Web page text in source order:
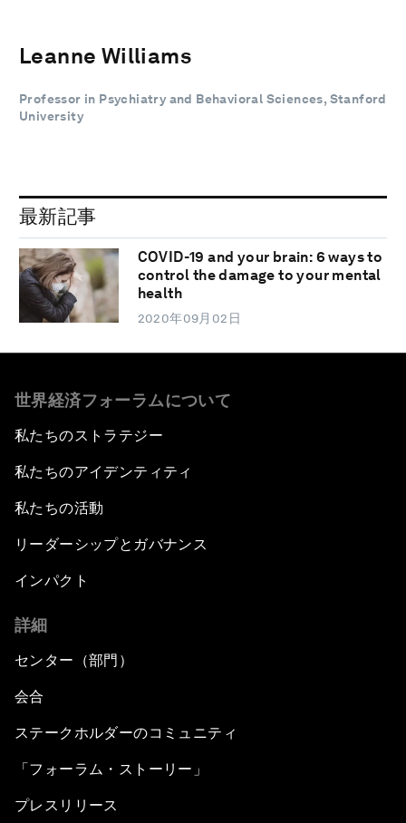
Leanne Williams
Professor in Psychiatry and Behavioral Sciences, Stanford
University
最新記事
COVID-19 and your brain: 6 ways to
control the damage to your mental
health
2020年09月02日
世界経済フォーラムについて
私たちのストラテジー
私たちのアイデンティティ
私たちの活動
リーダーシップとガバナンス
インパクト
詳細
センター（部門）
会合
ステークホルダーのコミュニティ
「フォーラム・ストーリー」
プレスリリース